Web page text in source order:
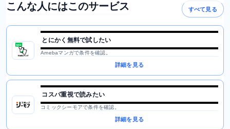
こんな人にはこのサービス すべて見る
とにかく無料で試したい
Amebaマンガで条件を確認。
詳細を見る
コスパ重視で読みたい
コミックシーモアで条件を確認。
詳細を見る